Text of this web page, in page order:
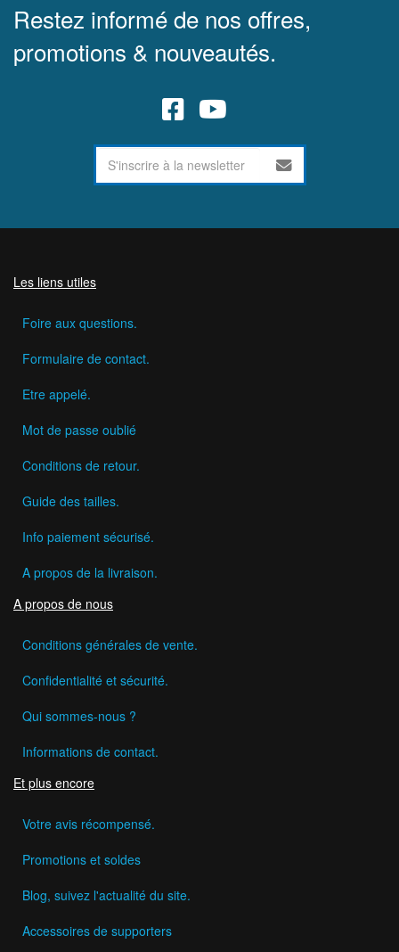
Restez informé de nos offres,
promotions & nouveautés.
Les liens utiles
Foire aux questions.
Formulaire de contact.
Etre appelé.
Mot de passe oublié
Conditions de retour.
Guide des tailles.
Info paiement sécurisé.
A propos de la livraison.
A propos de nous
Conditions générales de vente.
Confidentialité et sécurité.
Qui sommes-nous ?
Informations de contact.
Et plus encore
Votre avis récompensé.
Promotions et soldes
Blog, suivez l'actualité du site.
Accessoires de supporters